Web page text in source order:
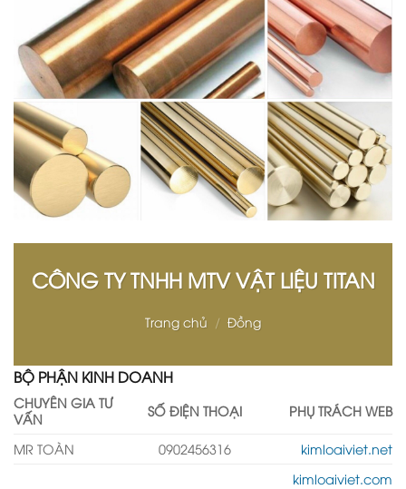
CÔNG TY TNHH MTV VẬT LIỆU TITAN
Trang chủ / Đồng
BỘ PHẬN KINH DOANH
CHUYÊN GIA TƯ
VẤN
SỐ ĐIỆN THOẠI PHỤ TRÁCH WEB
MR TOÀN 0902456316
kimloaiviet.net
kimloaiviet.com